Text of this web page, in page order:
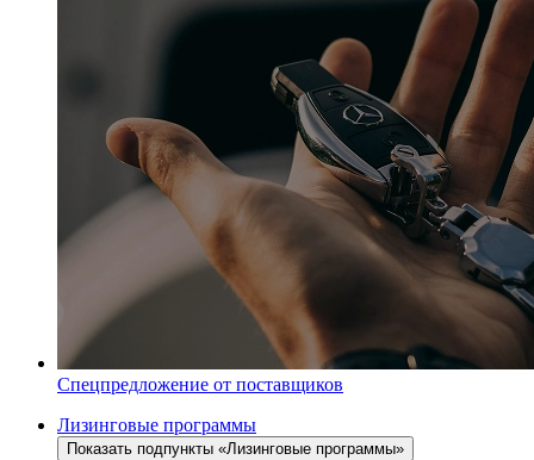
Спецпредложение от поставщиков
Лизинговые программы
Показать подпункты «Лизинговые программы»